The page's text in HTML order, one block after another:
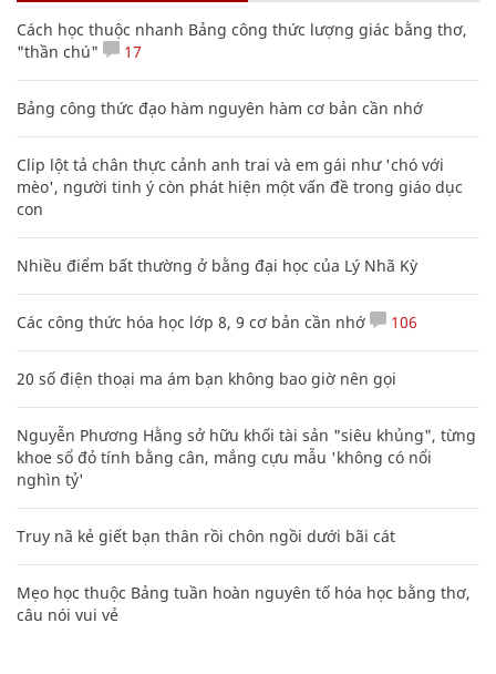
Cách học thuộc nhanh Bảng công thức lượng giác bằng thơ,
"thần chú"
17
Bảng công thức đạo hàm nguyên hàm cơ bản cần nhớ
Clip lột tả chân thực cảnh anh trai và em gái như 'chó với
mèo', người tinh ý còn phát hiện một vấn đề trong giáo dục
con
Nhiều điểm bất thường ở bằng đại học của Lý Nhã Kỳ
Các công thức hóa học lớp 8, 9 cơ bản cần nhớ 106
20 số điện thoại ma ám bạn không bao giờ nên gọi
Nguyễn Phương Hằng sở hữu khối tài sản "siêu khủng", từng
khoe sổ đỏ tính bằng cân, mắng cựu mẫu 'không có nổi
nghìn tỷ'
Truy nã kẻ giết bạn thân rồi chôn ngồi dưới bãi cát
Mẹo học thuộc Bảng tuần hoàn nguyên tố hóa học bằng thơ,
câu nói vui vẻ